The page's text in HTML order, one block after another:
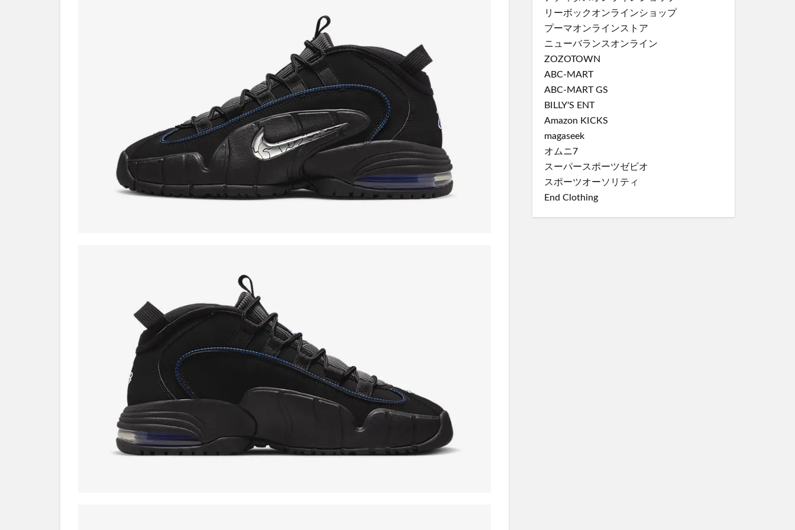
リーボックオンラインショップ
プーマオンラインストア
ニューバランスオンライン
ZOZOTOWN
ABC-MART
ABC-MART GS
BILLY'S ENT
Amazon KICKS
magaseek
オムニ7
スーパースポーツゼビオ
スポーツオーソリティ
End Clothing